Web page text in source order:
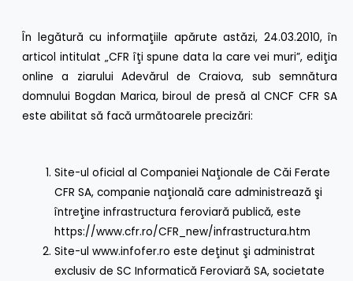
În legătură cu informaţiile apărute astăzi, 24.03.2010, în
articol intitulat „CFR îţi spune data la care vei muri”, ediţia
online a ziarului Adevărul de Craiova, sub semnătura
domnului Bogdan Marica, biroul de presă al CNCF CFR SA
este abilitat să facă următoarele precizări:
Site-ul oficial al Companiei Naţionale de Căi Ferate
CFR SA, companie naţională care administrează şi
întreţine infrastructura feroviară publică, este
https://www.cfr.ro/CFR_new/infrastructura.htm
Site-ulwww.infofer.ro este deţinut şi administrat
exclusiv de SC Informatică Feroviară SA, societate